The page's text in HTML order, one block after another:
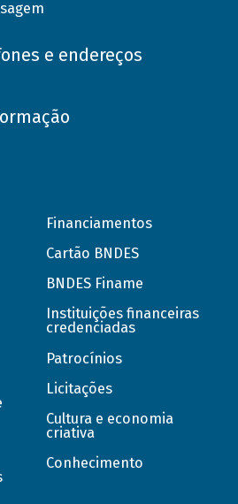
e endereços
Financiamentos
Cartão BNDES
BNDES Finame
Instituições financeiras
credenciadas
Patrocínios
Licitações
Cultura e economia
criativa
Conhecimento